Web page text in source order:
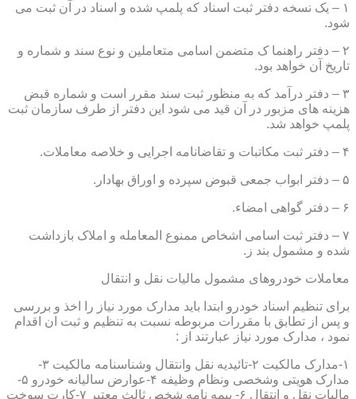
۱ – یک نسخه دفتر ثبت اسناد که پلمپ شده و اسناد در آن ثبت می
شود.
۲ – دفتر راهنما ک متضمن اسامی متعاملین و نوع سند و شماره و
تاریخ آن خواهد بود.
۳ – دفتر درآمد که به منظور ثبت سند مقرر است و شماره قبض
هزینه های مزبور در آن قید می شود این دفتر از طرف سازمان ثبت
پلمپ خواهد شد.
۴ – دفتر ثبت مکاتبات و تقاضانامه اجرایی و خلاصه معاملات.
۵ – دفتر ابواب جمعی قبوض سپرده و اوراق بهادار.
۶ – دفتر گواهی امضاء.
۷ – دفتر ثبت اسامی اشخاص ممنوع المعامله و املاک بازداشت
شده و مشمول بند ز.
معاملات خودروهای مشمول مالیات نقل و انتقال
برای تنظیم اسناد خودرو ابتدا باید مدارک مورد نیاز را اخذ و بررسی
و پس از تطابق با مقررات مربوطه نسبت به تنظیم و ثبت ان اقدام
نمود ، مدارک مورد نیاز عبارتند از :
۱-مدارک مالکیت ۲-تائیدیه نقل وانتقال وشناسنامه مالکیت ۳-
مدارک هویتی وشخصی ونظام وظیفه ۴-عوارض سالیانه خودرو ۵-
مالیات نقل و انتقال ۶- بیمه نامه شخص ثالث معتبر ۷-کارت سوخت